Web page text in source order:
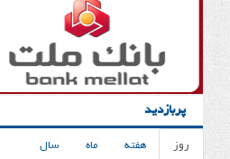
پربازدید
روز هفته ماه سال